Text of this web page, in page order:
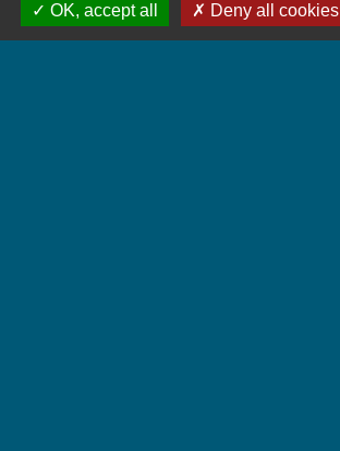
Accueil du public
OK, accept all
Deny all cookies